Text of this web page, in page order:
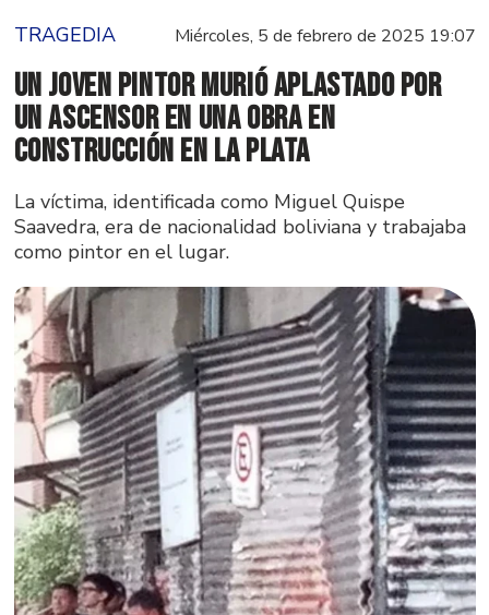
TRAGEDIA Miércoles, 5 de febrero de 2025 19:07
Un joven pintor murió aplastado por
un ascensor en una obra en
construcción en La Plata
La víctima, identificada como Miguel Quispe
Saavedra, era de nacionalidad boliviana y trabajaba
como pintor en el lugar.